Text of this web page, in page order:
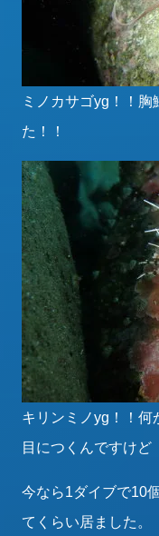
ミノカサゴyg！！
た！！
キリンミノyg！！何
目につくんですけど
今なら1ダイブで10
てくらい居ました。